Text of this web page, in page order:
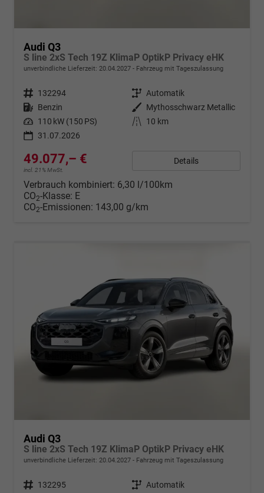
Audi Q3
S line 2xS Tech 19Z KlimaP OptikP Privacy eHK
unverbindliche Lieferzeit: 20.04.2027 Fahrzeug mit Tageszulassung
Fahrzeugnr. 132294 Getriebe Automatik
Kraftstoff Benzin Außenfarbe Mythosschwarz Metallic
Leistung 110 kW (150 PS) Kilometerstand
10 km
31.07.2026
49.077,– €
incl. 21% MwSt.
Details
Verbrauch kombiniert: 6,30 l/100km
CO2-Klasse: E
CO2-Emissionen: 143,00 g/km
Audi Q3
S line 2xS Tech 19Z KlimaP OptikP Privacy eHK
unverbindliche Lieferzeit: 20.04.2027 Fahrzeug mit Tageszulassung
Fahrzeugnr. 132295 Getriebe Automatik